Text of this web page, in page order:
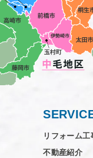
リフォーム工
不動産紹介